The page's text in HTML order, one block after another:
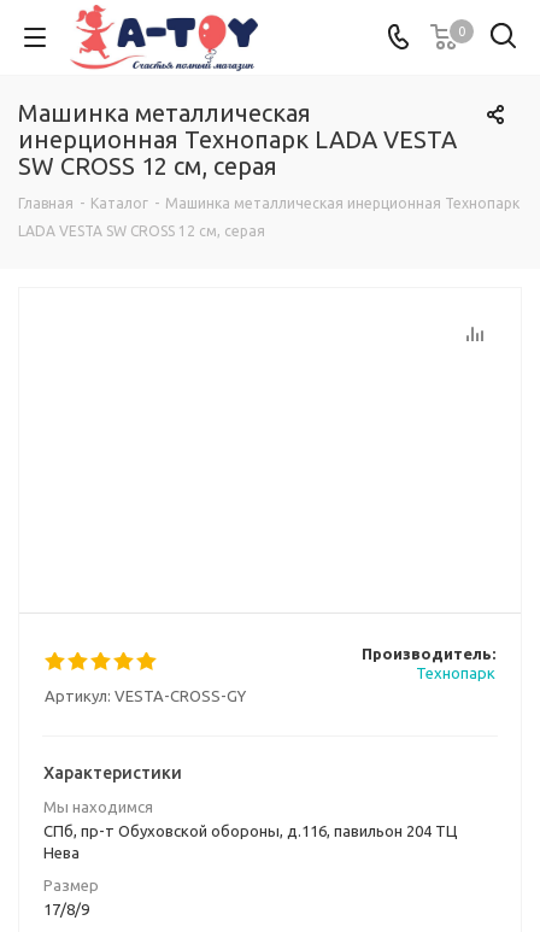
0
Машинка металлическая
инерционная Технопарк LADA VESTA
SW CROSS 12 см, серая
Главная - Каталог - Машинка металлическая инерционная Технопарк
LADA VESTA SW CROSS 12 см, серая
Артикул: VESTA-CROSS-GY
Производитель:
Технопарк
Характеристики
Мы находимся
СПб, пр-т Обуховской обороны, д.116, павильон 204 ТЦ
Нева
Размер
17/8/9